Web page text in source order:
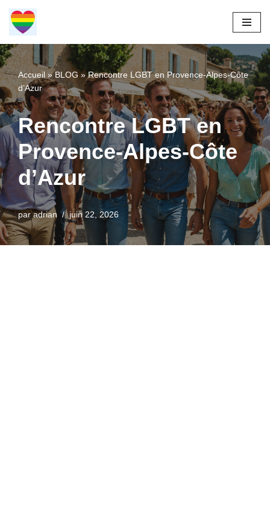
Aller
au
contenu
Accueil »BLOG »Rencontre LGBT en Provence-Alpes-Côte
d’Azur
Rencontre LGBT en
Provence-Alpes-Côte
d’Azur
paradrian juin 22, 2026